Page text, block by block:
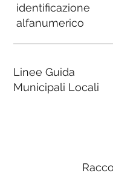
identificazione
alfanumerico
Linee Guida
Municipali Locali